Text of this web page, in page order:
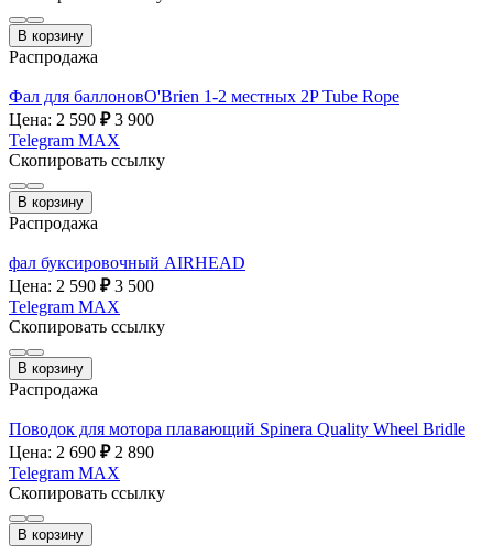
В корзину
Распродажа
Фал для баллоновO'Brien 1-2 местных 2P Tube Rope
Цена: 2 590 ₽ 3 900
Telegram MAX
Скопировать ссылку
В корзину
Распродажа
фал буксировочный AIRHEAD
Цена: 2 590 ₽ 3 500
Telegram MAX
Скопировать ссылку
В корзину
Распродажа
Поводок для мотора плавающий Spinera Quality Wheel Bridle
Цена: 2 690 ₽ 2 890
Telegram MAX
Скопировать ссылку
В корзину